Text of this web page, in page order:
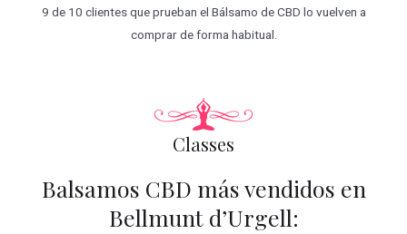
9 de 10 clientes que prueban el Bálsamo de CBD lo vuelven a
comprar de forma habitual.
Classes
Balsamos CBD más vendidos en
Bellmunt d’Urgell: